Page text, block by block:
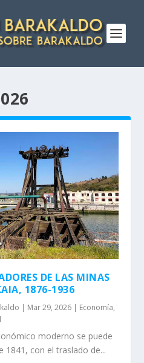
DE LAS MINAS
1876-1936
| Mar 29, 2026 | Economía,
moderno se puede
1841, con el traslado de...